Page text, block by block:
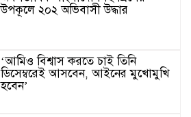
উপকূলে ২০২ অভিবাসী উদ্ধার
‘আমিও বিশ্বাস করতে চাই তিনি
ডিসেম্বরেই আসবেন, আইনের মুখোমুখি
হবেন’